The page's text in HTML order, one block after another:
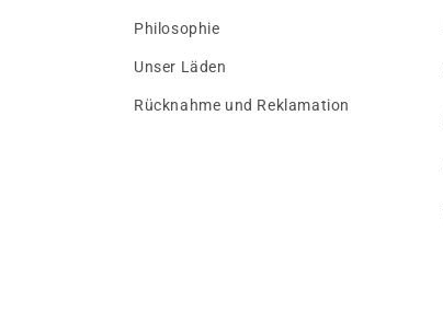
Philosophie
Unser Läden
Rücknahme und Reklamation